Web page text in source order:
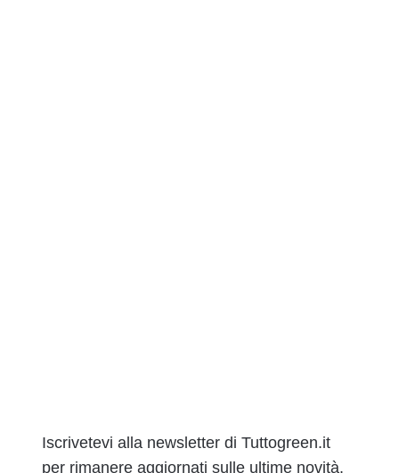
Iscrivetevi alla newsletter di Tuttogreen.it
per rimanere aggiornati sulle ultime novità.